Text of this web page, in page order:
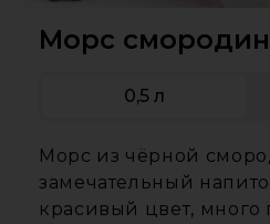
Морс
0,5 л
Морс из чёрной
замечательный
красивый цвет, много